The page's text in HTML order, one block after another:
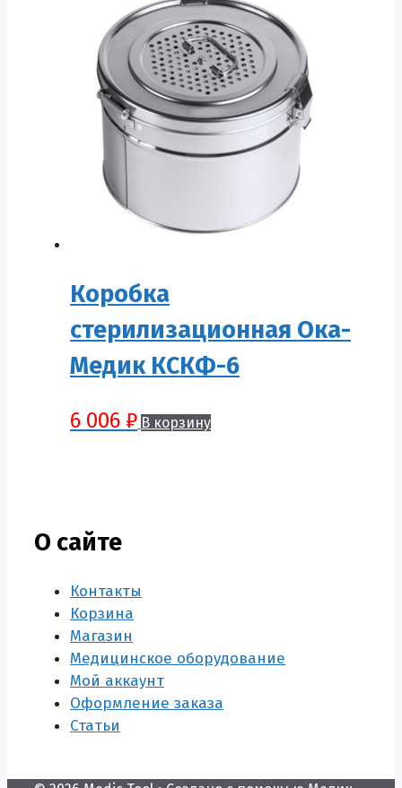
Коробка
стерилизационная Ока-
Медик КСКФ-6
6 006 ₽ В корзину
О сайте
Контакты
Корзина
Магазин
Медицинское оборудование
Мой аккаунт
Оформление заказа
Статьи